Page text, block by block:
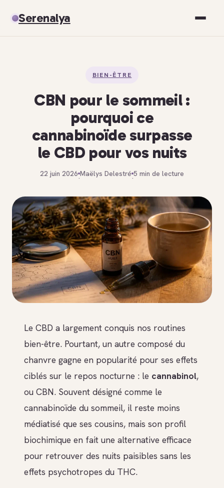
Serenalya
Spiritualité
Développement personnel
BIEN-ÊTRE
CBN pour le sommeil :
pourquoi ce
cannabinoïde surpasse
le CBD pour vos nuits
22 juin 2026
·
Maëlys Delestré
·
5 min de lecture
Le CBD a largement conquis nos routines
bien-être. Pourtant, un autre composé du
chanvre gagne en popularité pour ses effets
ciblés sur le repos nocturne : le cannabinol,
ou CBN. Souvent désigné comme le
cannabinoïde du sommeil, il reste moins
médiatisé que ses cousins, mais son profil
biochimique en fait une alternative efficace
pour retrouver des nuits paisibles sans les
effets psychotropes du THC.